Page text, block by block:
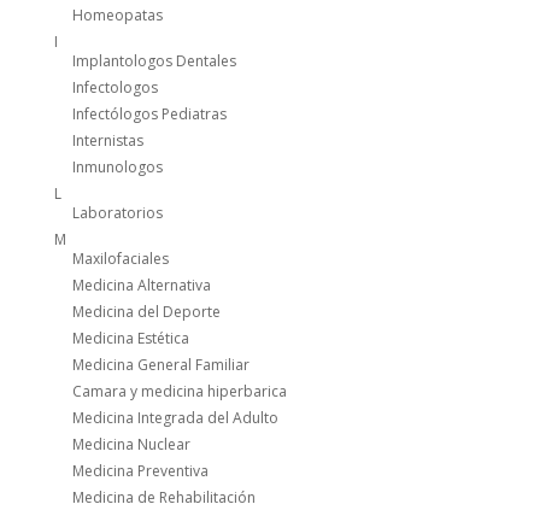
Homeopatas
I
Implantologos Dentales
Infectologos
Infectólogos Pediatras
Internistas
Inmunologos
L
Laboratorios
M
Maxilofaciales
Medicina Alternativa
Medicina del Deporte
Medicina Estética
Medicina General Familiar
Camara y medicina hiperbarica
Medicina Integrada del Adulto
Medicina Nuclear
Medicina Preventiva
Medicina de Rehabilitación